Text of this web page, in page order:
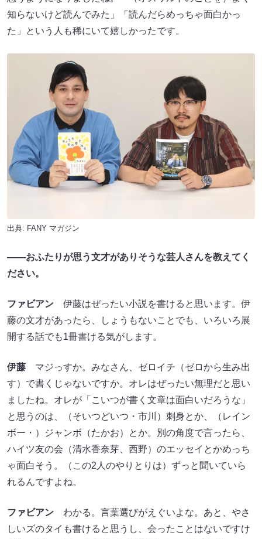
知らないけど読んでみた」「読んだらめっちゃ面白かっ
た」という人も稀にいて嬉しかったです。
出典: FANY マガジン
――おふたりが思う文才がありそうな芸人さんを教えてく
ださい。
ファビアン 伊藤はぜったい小説を書けると思います。伊
藤の文才があったら、しょうもないことでも、いろいろ展
開する話でも1冊書ける気がします。
伊藤 マジっすか。みなさん、ゼロイチ（ゼロから生み出
す）で書くじゃないですか。オレはぜったい無理だと思い
ましたね。オレが「こいつが書く文章は面白いだろうな」
と思うのは、（そいつどいつ・市川）刺身とか、（レイン
ボー・）ジャンボ（たかお）とか。別の角度で言ったら、
ハイツ友の会（清水香奈芽、西野）​​のエッセイとかめっち
ゃ面白そう。（この2人のやりとりは）ずっと聞いていら
れるんですよね。
ファビアン わかる。言葉選びがえぐいよな。あと、やさ
しいズのタイも書けると思うし、会ったことはないですけ